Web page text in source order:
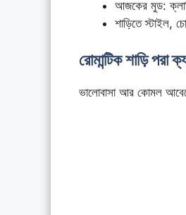
আজকের মুড:
শাড়িতে স্টাইল,
রোমান্টিক শাড়ি পরা
ভালোবাসা আর কোমল